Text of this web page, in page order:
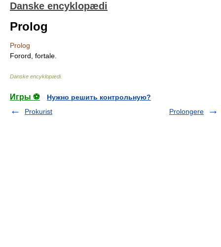
Danske encyklopædi
Prolog
Prolog
Forord, fortale.
Danske encyklopædi.
Игры ⚽
Нужно решить контрольную?
Prokurist
Prolongere